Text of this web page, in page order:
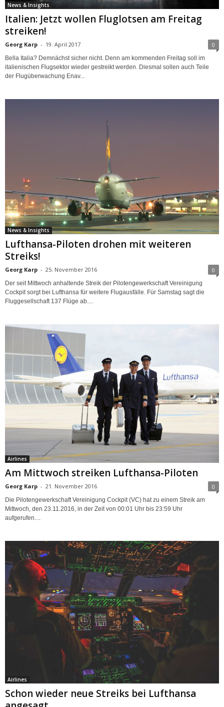
News & Insights
Italien: Jetzt wollen Fluglotsen am Freitag
streiken!
Georg Karp - 19. April 2017 0
Bella Italia? Demnächst sicher nicht. Denn am kommenden Freitag soll im
italienischen Flugsektor wieder gestreikt werden. Diesmal sollen auch Teile
der Flugüberwachung Enav...
News & Insights
Lufthansa-Piloten drohen mit weiteren
Streiks!
Georg Karp - 25. November 2016 0
Der seit Mittwoch anhaltende Streik der Pilotengewerkschaft Vereinigung
Cockpit sorgt bei Lufthansa für weitere Flugausfälle. Für Samstag sagt die
Fluggesellschaft 137 Flüge ab....
Airlines
Am Mittwoch streiken Lufthansa-Piloten
Georg Karp - 21. November 2016 0
Die Pilotengewerkschaft Vereinigung Cockpit (VC) hat zu einem Streik am
Mittwoch, den 23.11.2016, in der Zeit von 00:01 Uhr bis 23:59 Uhr
aufgerufen....
Airlines
Schon wieder neue Streiks bei Lufthansa